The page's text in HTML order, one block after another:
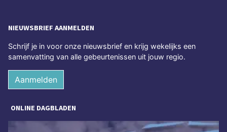
NIEUWSBRIEF AANMELDEN
Schrijf je in voor onze nieuwsbrief en krijg wekelijks een
samenvatting van alle gebeurtenissen uit jouw regio.
Aanmelden
ONLINE DAGBLADEN